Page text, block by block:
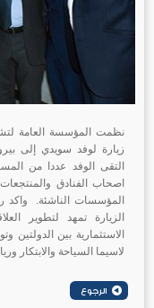
نظمت المؤسسة العامة
زيارة لوفد سويدي إلى
التقى الوفد عددا من
اصحاب الفنادق
المؤسسات الناشئة. واكد
الزيارة تمهد لتطوير
الاستثمارية بين
لاسيما السياحة والابتكار